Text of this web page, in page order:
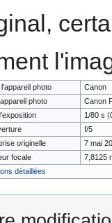
photo
Canon
photo
Canon
1/80 s
f/5
originelle
7 mai
focale
7,8125
détaillées